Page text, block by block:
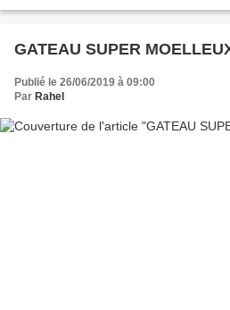
GATEAU SUPER
Publié le 26/06/2019 à 09:00
Par Rahel